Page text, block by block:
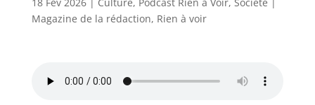
Magazine de la rédaction, Rien à voir